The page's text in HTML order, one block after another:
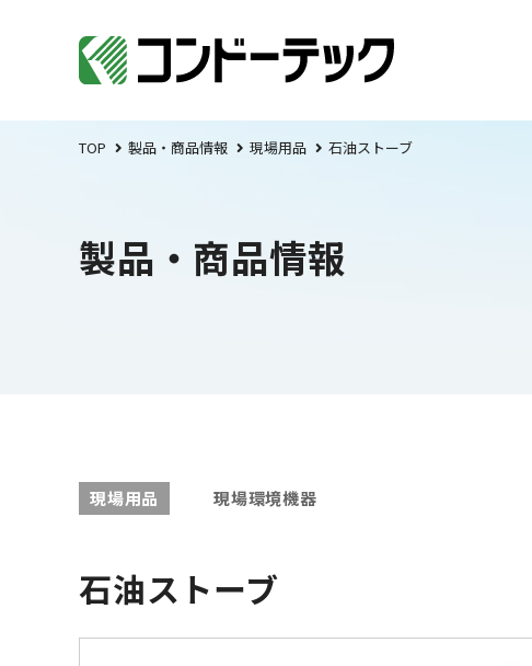
TOP 製品・商品情報 現場用品 石油ストーブ
製品・商品情報
現場用品 現場環境機器
石油ストーブ